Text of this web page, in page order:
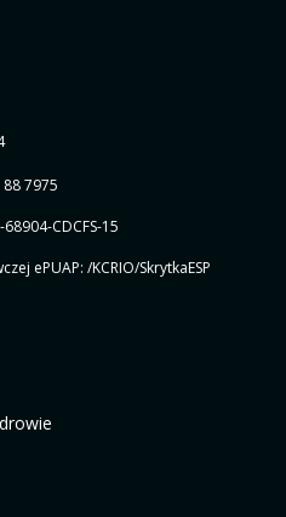
7975
CDCFS-15
ePUAP: /KCRIO/SkrytkaESP